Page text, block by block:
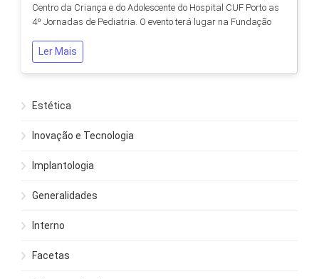
Centro da Criança e do Adolescente do Hospital CUF Porto as
4º Jornadas de Pediatria. O evento terá lugar na Fundação
e de Ortodontia do Centro Médico Dentário irão ministrar um
curso dedicado a Medicina Dentária. Esta formação será
Ler Mais
Estética
Inovação e Tecnologia
Implantologia
Generalidades
Interno
Facetas